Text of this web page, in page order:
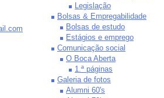
Legislação
Bolsas & Empregabilidade
Bolsas de estudo
Estágios e emprego
Comunicação social
O Boca Aberta
1.ª páginas
Galeria de fotos
Alumni 60's